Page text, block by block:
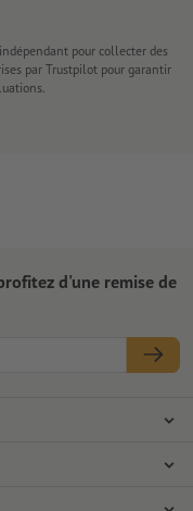
pour collecter des
par Trustpilot pour garantir
d'une remise de